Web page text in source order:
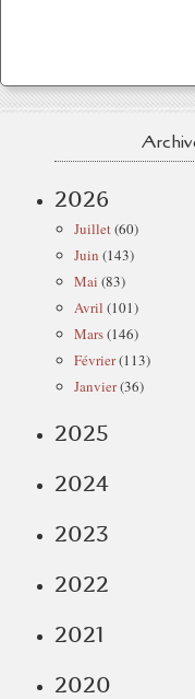
2026
Juillet(60)
Juin (143)
Mai (83)
Avril (101)
Mars(146)
Février(113)
Janvier(36)
2025
2024
2023
2022
2021
2020